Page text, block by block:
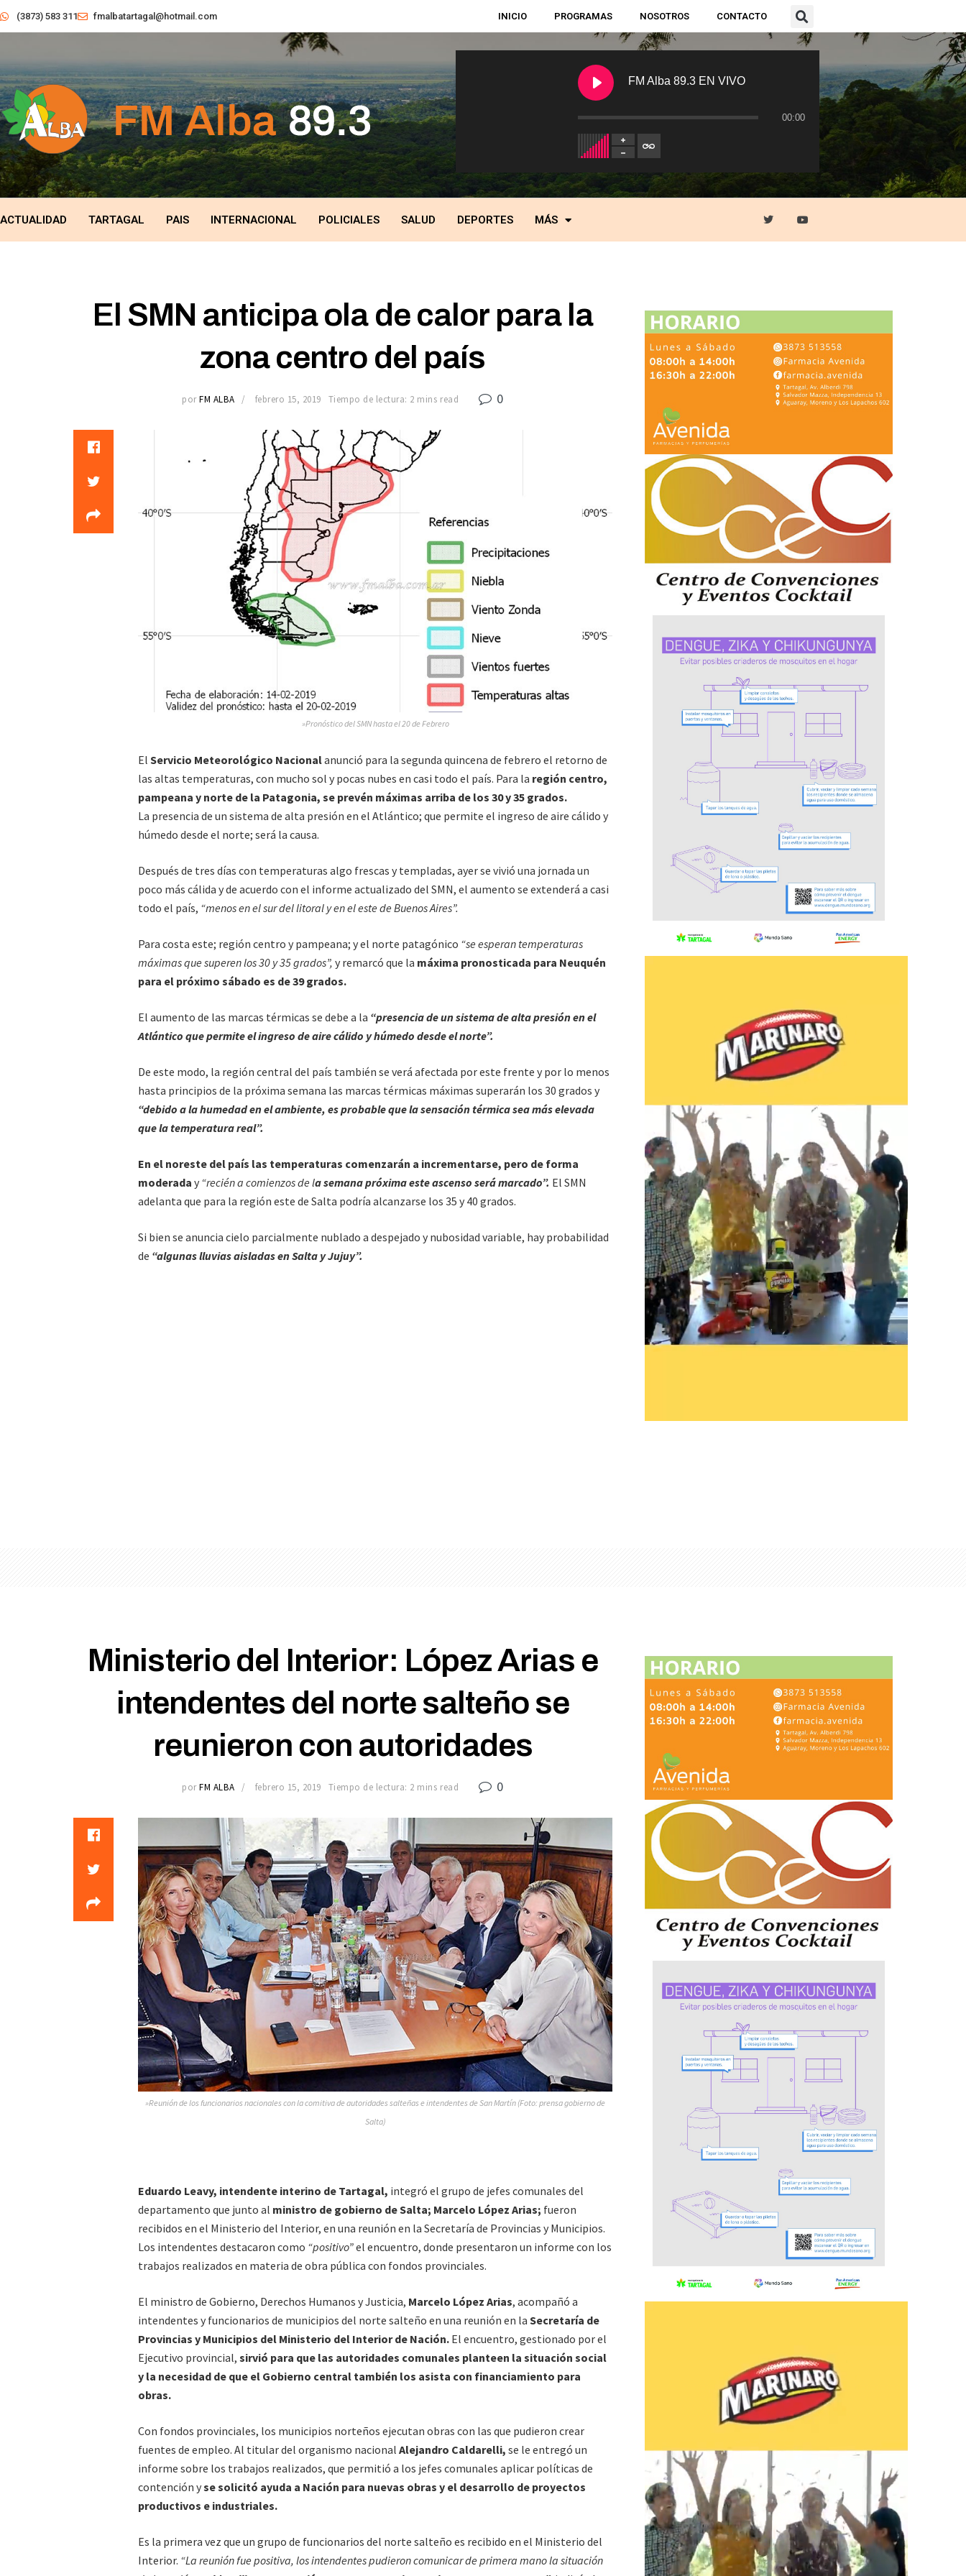
(3873) 583 311 fmalbatartagal@hotmail.com INICIO PROGRAMAS NOSOTROS CONTACTO
FM Alba 89.3 EN VIVO
00:00
ACTUALIDAD TARTAGAL PAIS INTERNACIONAL POLICIALES SALUD DEPORTES MÁS
El SMN anticipa ola de calor para la
zona centro del país
por FM ALBA febrero 15, 2019 Tiempo de lectura: 2 mins read 0
»Pronóstico del SMN hasta el 20 de Febrero
El Servicio Meteorológico Nacionalanunció para la segunda quincena de febrero el retorno de
las altas temperaturas, con mucho sol y pocas nubes en casi todo el país. Para la región centro,
pampeana y norte de la Patagonia, se prevén máximas arriba de los 30 y 35 grados.
La presencia de un sistema de alta presión en el Atlántico; que permite el ingreso de aire cálido y
húmedo desde el norte; será la causa.
Después de tres días con temperaturas algo frescas y templadas, ayer se vivió una jornada un
poco más cálida y de acuerdo con el informe actualizado del SMN, el aumento se extenderá a casi
todo el país, “menos en el sur del litoral y en el este de Buenos Aires”.
Para costa este; región centro y pampeana; y el norte patagónico “se esperan temperaturas
máximas que superen los 30 y 35 grados”, y remarcó que la máxima pronosticada para Neuquén
para el próximo sábado es de 39 grados.
El aumento de las marcas térmicas se debe a la “presencia de un sistema de alta presión en el
Atlántico que permite el ingreso de aire cálido y húmedo desde el norte”.
De este modo, la región central del país también se verá afectada por este frente y por lo menos
hasta principios de la próxima semana las marcas térmicas máximas superarán los 30 grados y
“debido a la humedad en el ambiente, es probable que la sensación térmica sea más elevada
que la temperatura real”.
En el noreste del país las temperaturas comenzarán a incrementarse, pero de forma
moderada y “recién a comienzos de la semana próxima este ascenso será marcado”. El SMN
adelanta que para la región este de Salta podría alcanzarse los 35 y 40 grados.
Si bien se anuncia cielo parcialmente nublado a despejado y nubosidad variable, hay probabilidad
de “algunas lluvias aisladas en Salta y Jujuy”.
Ministerio del Interior: López Arias e
intendentes del norte salteño se
reunieron con autoridades
por FM ALBA febrero 15, 2019 Tiempo de lectura: 2 mins read 0
»Reunión de los funcionarios nacionales con la comitiva de autoridades salteñas e intendentes de San Martín (Foto: prensa gobierno de
Salta)
Eduardo Leavy, intendente interino de Tartagal, integró el grupo de jefes comunales del
departamento que junto al ministro de gobierno de Salta; Marcelo López Arias; fueron
recibidos en el Ministerio del Interior, en una reunión en la Secretaría de Provincias y Municipios.
Los intendentes destacaron como “positivo”el encuentro, donde presentaron un informe con los
trabajos realizados en materia de obra pública con fondos provinciales.
El ministro de Gobierno, Derechos Humanos y Justicia, Marcelo López Arias, acompañó a
intendentes y funcionarios de municipios del norte salteño en una reunión en la Secretaría de
Provincias y Municipios del Ministerio del Interior de Nación. El encuentro, gestionado por el
Ejecutivo provincial, sirvió para que las autoridades comunales planteen la situación social
y la necesidad de que el Gobierno central también los asista con financiamiento para
obras.
Con fondos provinciales, los municipios norteños ejecutan obras con las que pudieron crear
fuentes de empleo. Al titular del organismo nacional Alejandro Caldarelli, se le entregó un
informe sobre los trabajos realizados, que permitió a los jefes comunales aplicar políticas de
contención yse solicitó ayuda a Nación para nuevas obras y el desarrollo de proyectos
productivos e industriales.
Es la primera vez que un grupo de funcionarios del norte salteño es recibido en el Ministerio del
Interior. “La reunión fue positiva, los intendentes pudieron comunicar de primera mano la situación